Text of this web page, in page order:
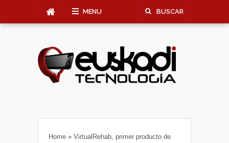
MENU BUSCAR
Home » VirtualRehab, primer producto de